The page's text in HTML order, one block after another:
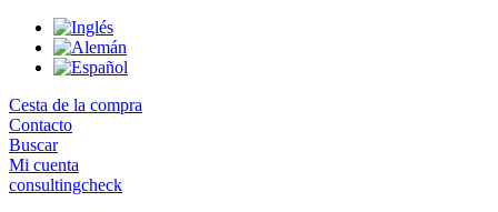
Skip
Cesta de la compra
Contacto
Buscar
Mi cuenta
consultingcheck